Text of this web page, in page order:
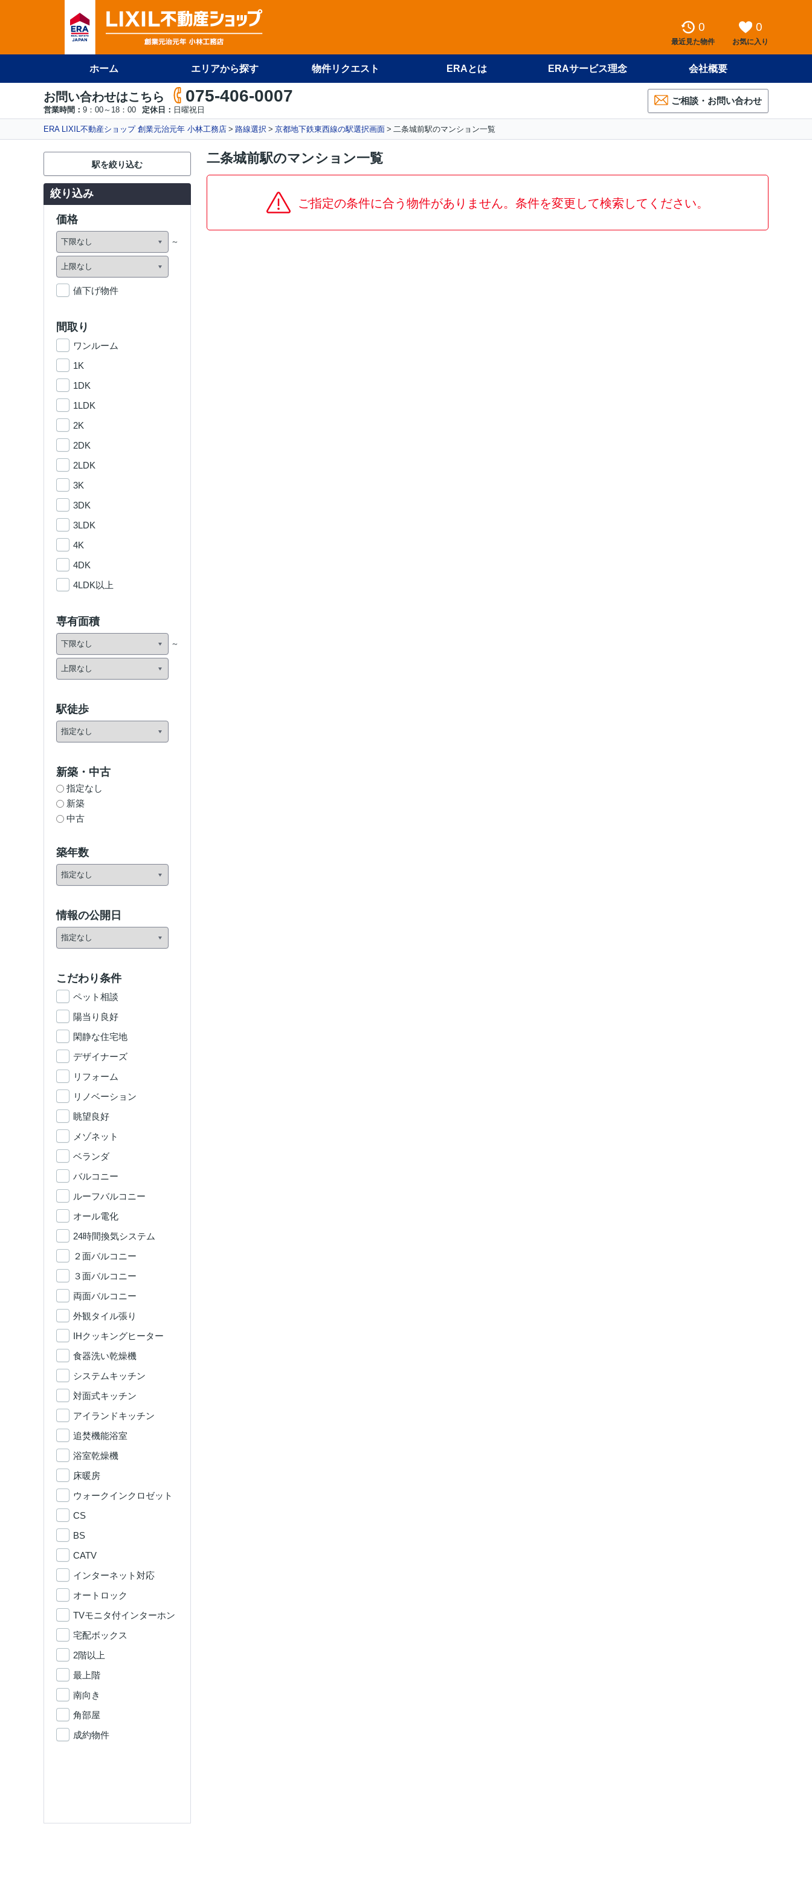
0
最近見た物件
0
お気に入り
ホーム エリアから探す 物件リクエスト ERAとは ERAサービス理念 会社概要
お問い合わせはこちら 075-406-0007
営業時間： 9：00～18：00 定休日： 日曜祝日
ご相談・お問い合わせ
ERA LIXIL不動産ショップ 創業元治元年 小林工務店 路線選択 京都地下鉄東西線の駅選択画面 二条城前駅のマンション一覧
二条城前駅のマンション一覧
ご指定の条件に合う物件がありません。条件を変更して検索してください。
駅を絞り込む
絞り込み
価格
値下げ物件
間取り
ワンルーム
1K
1DK
1LDK
2K
2DK
2LDK
3K
3DK
3LDK
4K
4DK
4LDK以上
専有面積
駅徒歩
新築・中古
指定なし
新築
中古
築年数
情報の公開日
こだわり条件
ペット相談
陽当り良好
閑静な住宅地
デザイナーズ
リフォーム
リノベーション
眺望良好
メゾネット
ベランダ
バルコニー
ルーフバルコニー
オール電化
24時間換気システム
２面バルコニー
３面バルコニー
両面バルコニー
外観タイル張り
IHクッキングヒーター
食器洗い乾燥機
システムキッチン
対面式キッチン
アイランドキッチン
追焚機能浴室
浴室乾燥機
床暖房
ウォークインクロゼット
CS
BS
CATV
インターネット対応
オートロック
TVモニタ付インターホン
宅配ボックス
2階以上
最上階
南向き
角部屋
成約物件